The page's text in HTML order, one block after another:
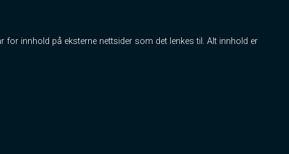
for innhold på eksterne nettsider som det lenkes til. Alt innhold er